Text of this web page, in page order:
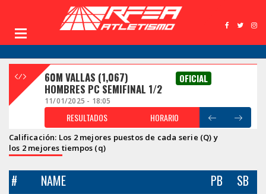
60M VALLAS (1,067)
HOMBRES PC SEMIFINAL 1/2
OFICIAL
11/01/2025 - 18:05
RESULTADOS HORARIO
Calificación: Los 2 mejores puestos de cada serie (Q) y
los 2 mejores tiempos (q)
# NAME PB SB